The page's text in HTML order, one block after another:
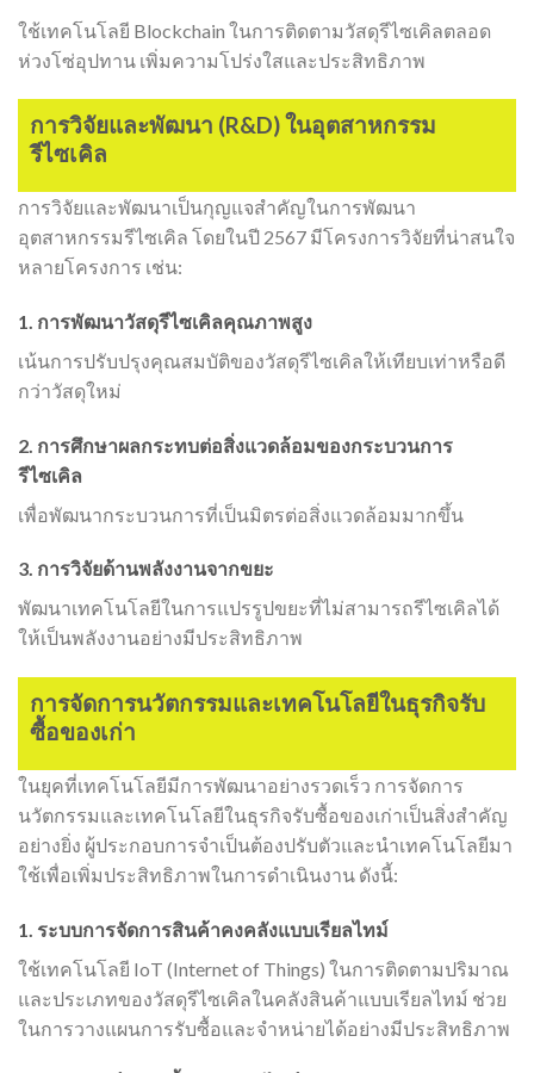
ใช้เทคโนโลยี Blockchain ในการติดตามวัสดุรีไซเคิลตลอด
ห่วงโซ่อุปทาน เพิ่มความโปร่งใสและประสิทธิภาพ
การวิจัยและพัฒนา (R&D) ในอุตสาหกรรม
รีไซเคิล
การวิจัยและพัฒนาเป็นกุญแจสำคัญในการพัฒนา
อุตสาหกรรมรีไซเคิล โดยในปี 2567 มีโครงการวิจัยที่น่าสนใจ
หลายโครงการ เช่น:
1. การพัฒนาวัสดุรีไซเคิลคุณภาพสูง
เน้นการปรับปรุงคุณสมบัติของวัสดุรีไซเคิลให้เทียบเท่าหรือดี
กว่าวัสดุใหม่
2. การศึกษาผลกระทบต่อสิ่งแวดล้อมของกระบวนการ
รีไซเคิล
เพื่อพัฒนากระบวนการที่เป็นมิตรต่อสิ่งแวดล้อมมากขึ้น
3. การวิจัยด้านพลังงานจากขยะ
พัฒนาเทคโนโลยีในการแปรรูปขยะที่ไม่สามารถรีไซเคิลได้
ให้เป็นพลังงานอย่างมีประสิทธิภาพ
การจัดการนวัตกรรมและเทคโนโลยีในธุรกิจรับ
ซื้อของเก่า
ในยุคที่เทคโนโลยีมีการพัฒนาอย่างรวดเร็ว การจัดการ
นวัตกรรมและเทคโนโลยีในธุรกิจรับซื้อของเก่าเป็นสิ่งสำคัญ
อย่างยิ่ง ผู้ประกอบการจำเป็นต้องปรับตัวและนำเทคโนโลยีมา
ใช้เพื่อเพิ่มประสิทธิภาพในการดำเนินงาน ดังนี้:
1. ระบบการจัดการสินค้าคงคลังแบบเรียลไทม์
ใช้เทคโนโลยี IoT (Internet of Things) ในการติดตามปริมาณ
และประเภทของวัสดุรีไซเคิลในคลังสินค้าแบบเรียลไทม์ ช่วย
ในการวางแผนการรับซื้อและจำหน่ายได้อย่างมีประสิทธิภาพ